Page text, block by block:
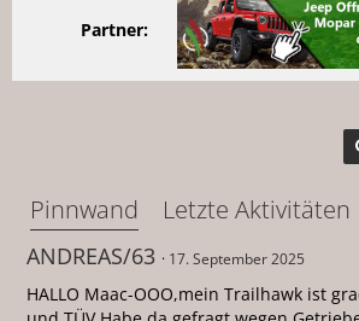
Partner:
Pinnwand Letzte Aktivitäten
ANDREAS/63 17. September 2025
HALLO Maac-OOO,mein Trailhawk ist